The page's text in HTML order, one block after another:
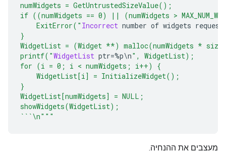
* The function is declared with the `int` return
* The `for` loop is converted to a `for` loop
* The `range` function is replaced with a
* The `result *= i` statement is used to
numWidgets = GetUntrustedSizeValue();
if ((numWidgets == 0) || (numWidgets >
ExitError(" Incorrect number of widgets
}
WidgetList = (Widget **) malloc(numWidgets *
printf("WidgetList ptr=%p\n", WidgetList);
for (i = 0; i < numWidgets; i++) {
WidgetList[i] = InitializeWidget();
}
WidgetList[numWidgets] = NULL;
showWidgets(WidgetList);
```\n"""
מעצבים את ההנחיה.